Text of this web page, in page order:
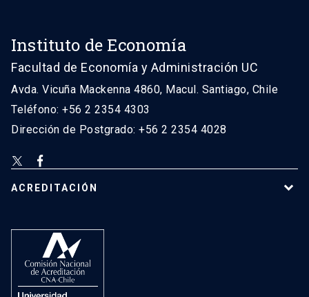
Instituto de Economía
Facultad de Economía y Administración UC
Avda. Vicuña Mackenna 4860, Macul. Santiago, Chile
Teléfono: +56 2 2354 4303
Dirección de Postgrado: +56 2 2354 4028
ACREDITACIÓN